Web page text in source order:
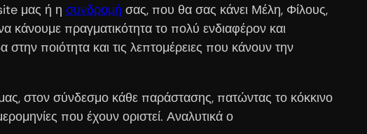
μας ή η συνδρομή σας, που θα σας κάνει Μέλη, Φίλους,
πραγματικότητα το πολύ ενδιαφέρον και
ποιότητα και τις λεπτομέρειες που κάνουν την
στον σύνδεσμο κάθε παράστασης, πατώντας το κόκκινο
που έχουν οριστεί. Αναλυτικά ο